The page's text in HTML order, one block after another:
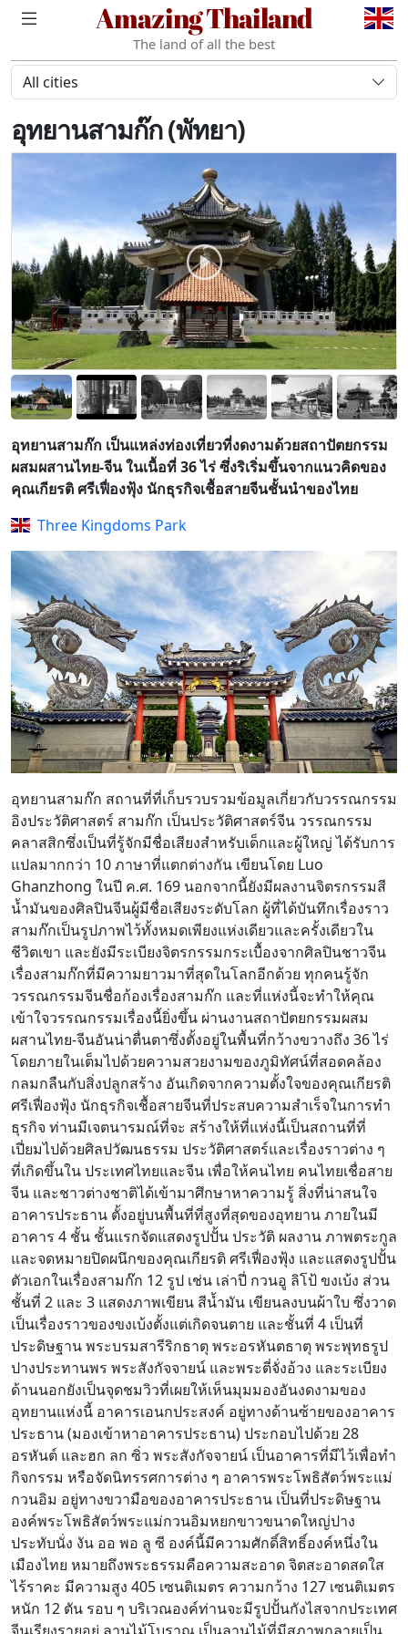
Amazing Thailand
The land of all the best
All cities
อุทยานสามก๊ก (พัทยา)
อุทยานสามก๊ก เป็นแหล่งท่องเที่ยวที่งดงามด้วยสถาปัตยกรรม
ผสมผสานไทย-จีน ในเนื้อที่ 36 ไร่ ซึ่งริเริ่มขึ้นจากแนวคิดของ
คุณเกียรติ ศรีเฟื่องฟุ้ง นักธุรกิจเชื้อสายจีนชั้นนำของไทย
Three Kingdoms Park
อุทยานสามก๊ก สถานที่ที่เก็บรวบรวมข้อมูลเกี่ยวกับวรรณกรรม
อิงประวัติศาสตร์ สามก๊ก เป็นประวัติศาสตร์จีน วรรณกรรม
คลาสสิกซึ่งเป็นที่รู้จักมีชื่อเสียงสำหรับเด็กและผู้ใหญ่ ได้รับการ
แปลมากกว่า 10 ภาษาที่แตกต่างกัน เขียนโดย Luo
Ghanzhong ในปี ค.ศ. 169 นอกจากนี้ยังมีผลงานจิตรกรรมสี
น้ำมันของศิลปินจีนผู้มีชื่อเสียงระดับโลก ผู้ที่ได้บันทึกเรื่องราว
สามก๊กเป็นรูปภาพไว้ทั้งหมดเพียงแห่งเดียวและครั้งเดียวใน
ชีวิตเขา และยังมีระเบียงจิตรกรรมกระเบื้องจากศิลปินชาวจีน
เรื่องสามก๊กที่มีความยาวมาที่สุดในโลกอีกด้วย ทุกคนรู้จัก
วรรณกรรมจีนชื่อก้องเรื่องสามก๊ก และที่แห่งนี้จะทำให้คุณ
เข้าใจวรรณกรรมเรื่องนี้ยิ่งขึ้น ผ่านงานสถาปัตยกรรมผสม
ผสานไทย-จีนอันน่าตื่นตาซึ่งตั้งอยู่ในพื้นที่กว้างขวางถึง 36 ไร่
โดยภายในเต็มไปด้วยความสวยงามของภูมิทัศน์ที่สอดคล้อง
กลมกลืนกับสิ่งปลูกสร้าง อันเกิดจากความตั้งใจของคุณเกียรติ
ศรีเฟื่องฟุ้ง นักธุรกิจเชื้อสายจีนที่ประสบความสำเร็จในการทำ
ธุรกิจ ท่านมีเจตนารมณ์ที่จะ สร้างให้ที่แห่งนี้เป็นสถานที่ที่
เปี่ยมไปด้วยศิลปวัฒนธรรม ประวัติศาสตร์และเรื่องราวต่าง ๆ
ที่เกิดขึ้นใน ประเทศไทยและจีน เพื่อให้คนไทย คนไทยเชื่อสาย
จีน และชาวต่างชาติได้เข้ามาศึกษาหาความรู้ สิ่งที่น่าสนใจ
อาคารประธาน ตั้งอยู่บนพื้นที่ที่สูงที่สุดของอุทยาน ภายในมี
อาคาร 4 ชั้น ชั้นแรกจัดแสดงรูปปั้น ประวัติ ผลงาน ภาพตระกูล
และจดหมายปิดผนึกของคุณเกียรติ ศรีเฟื่องฟุ้ง และแสดงรูปปั้น
ตัวเอกในเรื่องสามก๊ก 12 รูป เช่น เล่าปี่ กวนอู ลิโป้ ขงเบ้ง ส่วน
ชั้นที่ 2 และ 3 แสดงภาพเขียน สีน้ำมัน เขียนลงบนผ้าใบ ซึ่งวาด
เป็นเรื่องราวของขงเบ้งตั้งแต่เกิดจนตาย และชั้นที่ 4 เป็นที่
ประดิษฐาน พระบรมสารีริกธาตุ พระอรหันตธาตุ พระพุทธรูป
ปางประทานพร พระสังกัจจายน์ และพระตี่จั่งอ้วง และระเบียง
ด้านนอกยังเป็นจุดชมวิวที่เผยให้เห็นมุมมองอันงดงามของ
อุทยานแห่งนี้ อาคารเอนกประสงค์ อยู่ทางด้านซ้ายของอาคาร
ประธาน (มองเข้าหาอาคารประธาน) ประกอบไปด้วย 28
อรหันต์ และฮก ลก ซิ่ว พระสังกัจจายน์ เป็นอาคารที่มีไว้เพื่อทำ
กิจกรรม หรือจัดนิทรรศการต่าง ๆ อาคารพระโพธิสัตว์พระแม่
กวนอิม อยู่ทางขวามือของอาคารประธาน เป็นที่ประดิษฐาน
องค์พระโพธิสัตว์พระแม่กวนอิมหยกขาวขนาดใหญ่ปาง
ประทับนั่ง งัน ออ พอ ลู ซี องค์นี้มีความศักดิ์สิทธิ์องค์หนึ่งใน
เมืองไทย หมายถึงพระธรรมคือความสะอาด จิตสะอาดสดใส
ไร้ราคะ มีความสูง 405 เซนติเมตร ความกว้าง 127 เซนติเมตร
หนัก 12 ตัน รอบ ๆ บริเวณองค์ท่านจะมีรูปปั้นกังไสจากประเทศ